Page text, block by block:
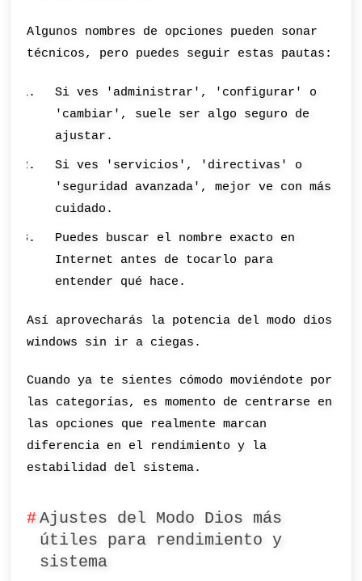
Algunos nombres de opciones pueden sonar
técnicos, pero puedes seguir estas pautas:
Si ves 'administrar', 'configurar' o
'cambiar', suele ser algo seguro de
ajustar.
Si ves 'servicios', 'directivas' o
'seguridad avanzada', mejor ve con más
cuidado.
Puedes buscar el nombre exacto en
Internet antes de tocarlo para
entender qué hace.
Así aprovecharás la potencia del modo dios
windows sin ir a ciegas.
Cuando ya te sientes cómodo moviéndote por
las categorías, es momento de centrarse en
las opciones que realmente marcan
diferencia en el rendimiento y la
estabilidad del sistema.
Ajustes del Modo Dios más
útiles para rendimiento y
sistema